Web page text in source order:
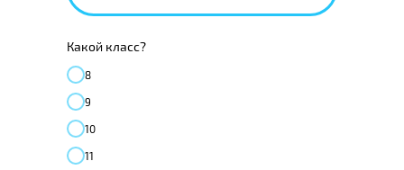
Какой класс?
8
9
10
11